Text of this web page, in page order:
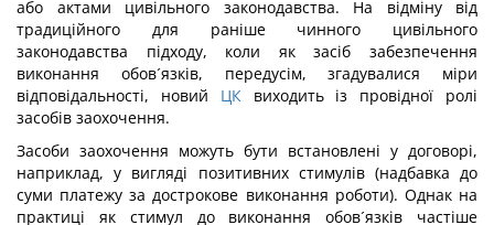
або актами цивільного законодавства. На відміну від
традиційного для раніше чинного цивільного
законодавства підходу, коли як засіб забезпечення
виконання обов´язків, передусім, згадувалися міри
відповідальності, новий ЦКвиходить із провідної ролі
засобів заохочення.
Засоби заохочення можуть бути встановлені у договорі,
наприклад, у вигляді позитивних стимулів (надбавка до
суми платежу за дострокове виконання роботи). Однак на
практиці як стимул до виконання обов´язків частіше